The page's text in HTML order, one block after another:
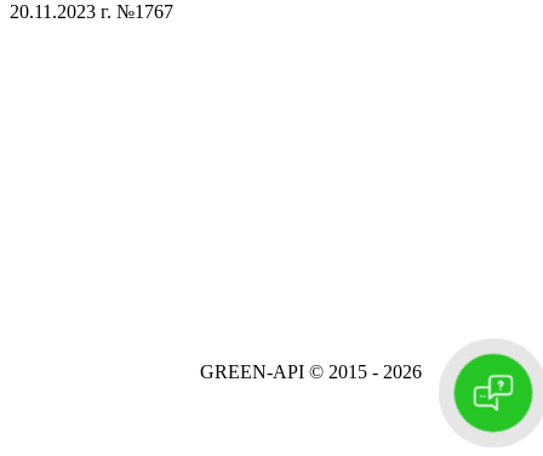
20.11.2023 г. №1767
GREEN-API © 2015 - 2026